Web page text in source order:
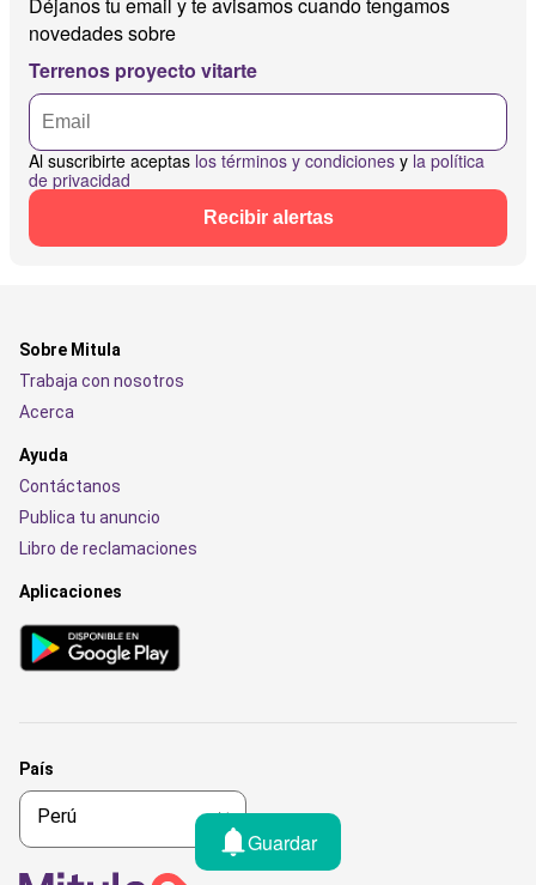
novedades sobre
Terrenos proyecto vitarte
Al suscribirte aceptas los términos y condiciones y la política
de privacidad
Recibir alertas
Guardar
Sobre Mitula
Trabaja con nosotros
Acerca
Ayuda
Contáctanos
Publica tu anuncio
Libro de reclamaciones
Aplicaciones
País